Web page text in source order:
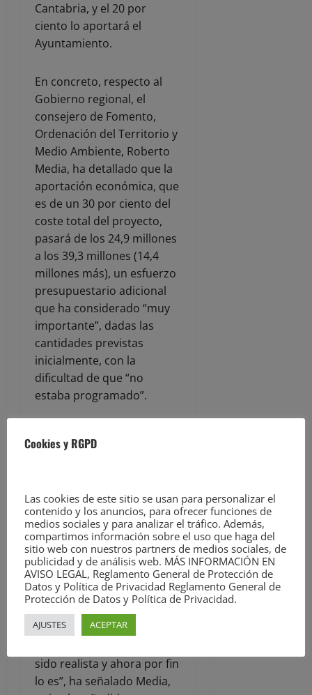
Cantabria, y el 20 por
ciento lo aportará el
Ayuntamiento.
En concreto, respecto al
Gobierno regional, el
consejero de Fomento,
Ordenación del Territorio y
Medio Ambiente, Roberto
Media, ha detallado que la
aportación económica, que
es de un 30 por ciento del
coste total del proyecto,
pasará de los 24,9 millones
a los 39,3 millones (14,4
millones más), un esfuerzo
presupuestario adicional
que ha considerado “muy
importante”, dadas las
cantidades previstas
inicialmente, con la
dificultad de que “no
estaba programado”.
el compromiso del
Buruaga con Torrelavega.
“Esta inversión es firme y
que quede claro que ya no
hay marcha atrás”, ha
subrayado el consejero.
“Hasta ahora la
programación económica
sido realista y ahora por fin
lo es”, ha señalado Media,
Cookies y RGPD
Las cookies de este sitio se usan para personalizar el
contenido y los anuncios, para ofrecer funciones de
medios sociales y para analizar el tráfico. Además,
compartimos información sobre el uso que haga del
sitio web con nuestros partners de medios sociales, de
publicidad y de análisis web. MÁS INFORMACIÓN EN
AVISO LEGAL, Reglamento General de Protección de
Datos y Política de Privacidad Reglamento General de
Protección de Datos y Política de Privacidad.
AJUSTES ACEPTAR